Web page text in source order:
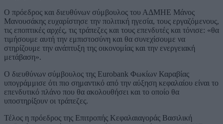
Ο πρόεδρος και διευθύνων σύμβουλος του ΑΔΜΗΕ Μάνος
Μανουσάκης ευχαρίστησε την πολιτική ηγεσία, τους εργαζόμενους,
τις εποπτικές αρχές, τις τράπεζες και τους επενδυτές και τόνισε: «θα
τιμήσουμε αυτή την εμπιστοσύνη και θα συνεχίσουμε να
στηρίζουμε την ανάπτυξη της οικονομίας και την ενεργειακή
μετάβαση».
Ο διευθύνων σύμβουλος της Eurobank Φωκίων Καραβίας
υπογράμμισε ότι πιο σημαντικό από την αύξηση κεφαλαίου είναι το
επενδυτικό πλάνο που θα ακολουθήσει και το οποίο θα
υποστηρίξουν οι τράπεζες.
Τέλος η πρόεδρος της Επιτροπής Κεφαλαιαγοράς Βασιλική